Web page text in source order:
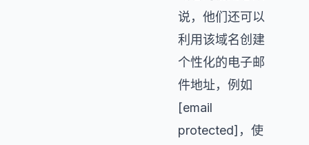
说，他们还可以
利用该域名创建
个性化的电子邮
件地址，例如
[email
protected]，使